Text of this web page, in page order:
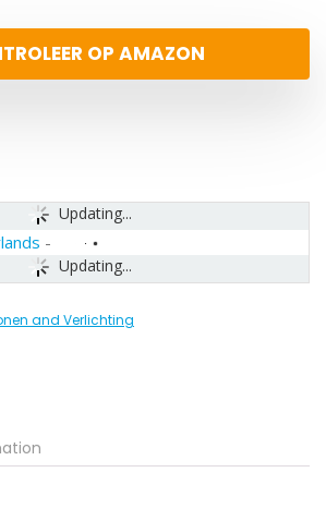
OP AMAZON
Updating...
Updating...
-
and Verlichting